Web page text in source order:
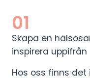
01
Skapa en
inspirera uppifrån
Hos oss finns